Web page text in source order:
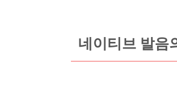
네이티브 발음